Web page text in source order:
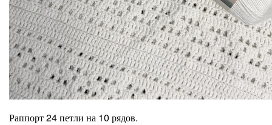
Раппорт 24 петли на 10 рядов.